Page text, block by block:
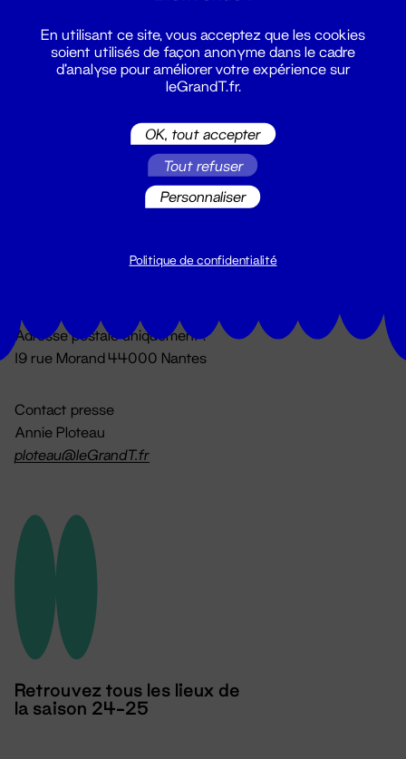
Du lundi au vendredi 14h → 18h
Adresse postale uniquement :
19 rue Morand 44000 Nantes
Contact presse
Annie Ploteau
ploteau@leGrandT.fr
Retrouvez tous les lieux de
la saison 24-25
En utilisant ce site, vous acceptez que les cookies
soient utilisés de façon anonyme dans le cadre
d'analyse pour améliorer votre expérience sur
leGrandT.fr.
OK, tout accepter
Tout refuser
Personnaliser
Politique de confidentialité